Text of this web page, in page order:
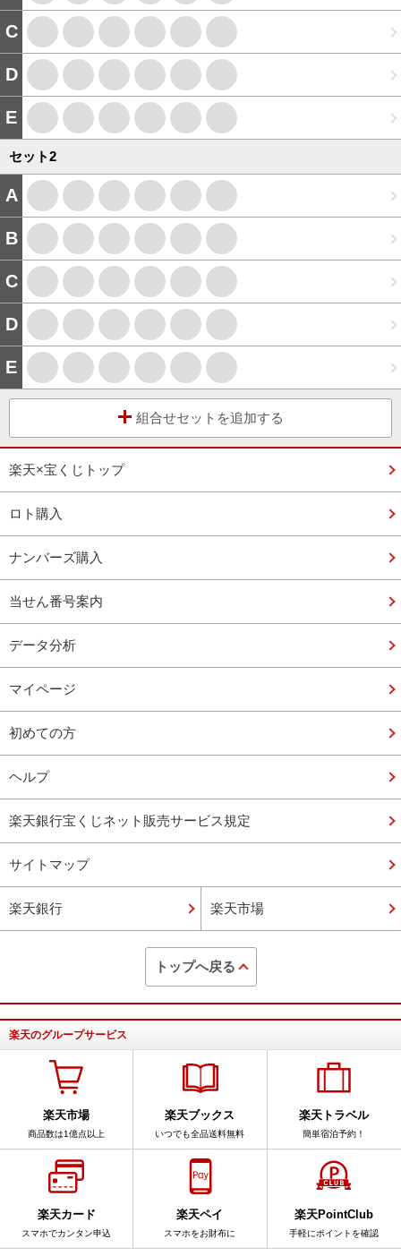
C
D
E
セット2
A
B
C
D
E
組合せセットを追加する
楽天×宝くじトップ
ロト購入
ナンバーズ購入
当せん番号案内
データ分析
マイページ
初めての方
ヘルプ
楽天銀行宝くじネット販売サービス規定
サイトマップ
楽天銀行 楽天市場
トップへ戻る
楽天のグループサービス
楽天市場
商品数は1億点以上
楽天ブックス
いつでも全品送料無料
楽天トラベル
簡単宿泊予約！
楽天カード
スマホでカンタン申込
楽天ペイ
スマホをお財布に
楽天PointClub
手軽にポイントを確認